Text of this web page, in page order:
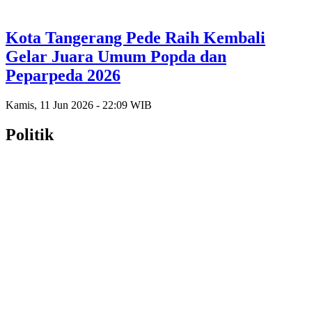
Kota Tangerang Pede Raih Kembali
Gelar Juara Umum Popda dan
Peparpeda 2026
Kamis, 11 Jun 2026 - 22:09 WIB
Politik